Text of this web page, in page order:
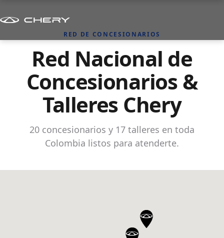
RED DE CONCESIONARIOS
Red Nacional de
Concesionarios &
Talleres Chery
20 concesionarios y 17 talleres en toda
Colombia listos para atenderte.